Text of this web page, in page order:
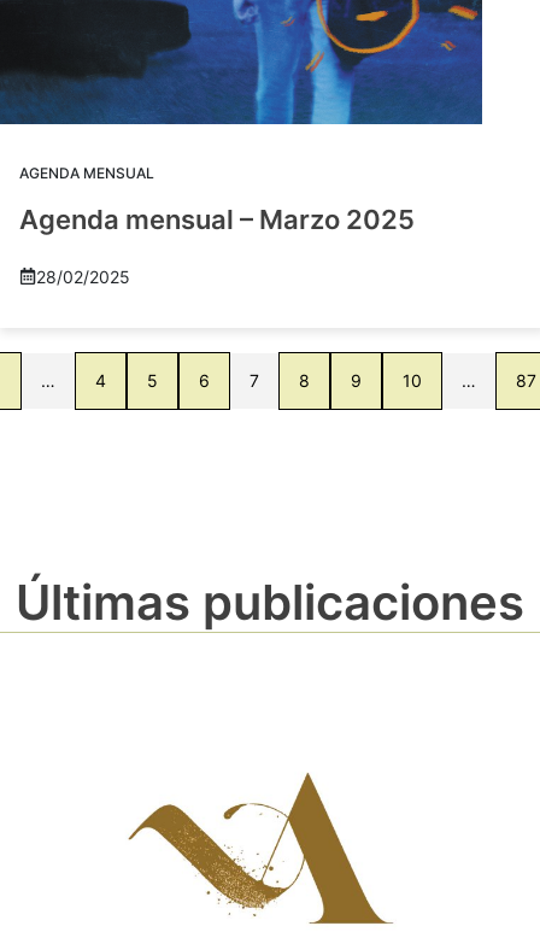
AGENDA MENSUAL
Agenda mensual – Marzo 2025
28/02/2025
… 4 5 6 7 8 9 10 … 87
Últimas publicaciones